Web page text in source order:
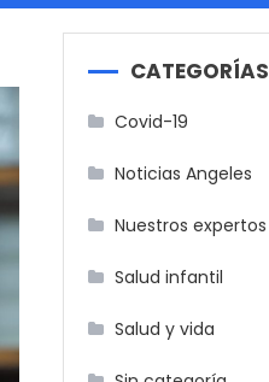
CATEGORÍAS
Covid-19
Noticias Angeles
Nuestros expertos
Salud infantil
Salud y vida